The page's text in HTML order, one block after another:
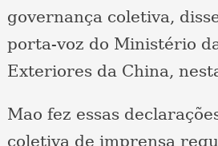
governança coletiva,
porta-voz do Ministério
Exteriores da China,
Mao fez essas
coletiva de imprensa